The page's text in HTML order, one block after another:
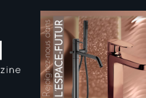
ACCUEIL
PROFESSIONNEL
ENTREPRISE
VIDÉOS